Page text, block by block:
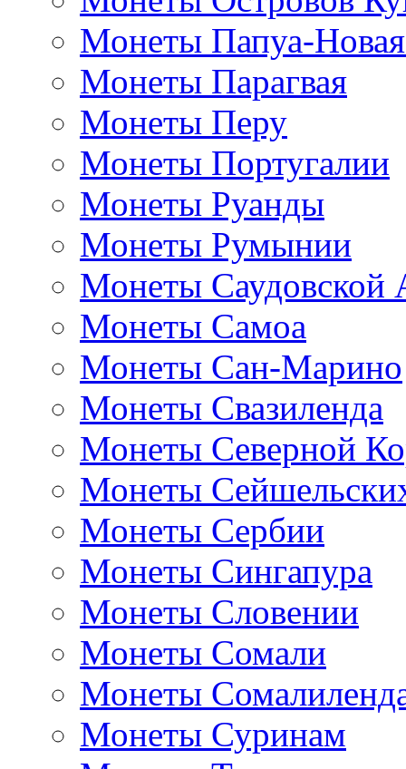
Монеты Папуа-
Монеты Парагвая
Монеты Перу
Монеты Португалии
Монеты Руанды
Монеты Румынии
Монеты Саудовской
Монеты Самоа
Монеты Сан-Марино
Монеты Свазиленда
Монеты Северной
Монеты
Монеты Сербии
Монеты Сингапура
Монеты Словении
Монеты Сомали
Монеты
Монеты Суринам